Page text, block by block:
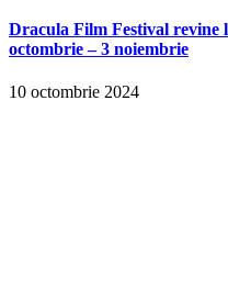
Dracula Film Festival revine
octombrie – 3 noiembrie
10 octombrie 2024